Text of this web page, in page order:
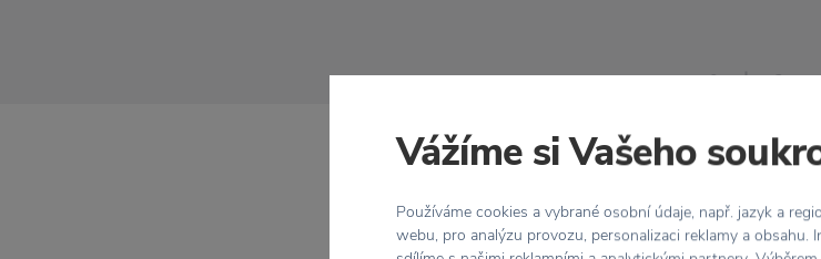
Vážíme si Vašeho
Používáme cookies a vybrané osobní údaje, např. jazyk a
webu, pro analýzu provozu, personalizaci reklamy a obsahu.